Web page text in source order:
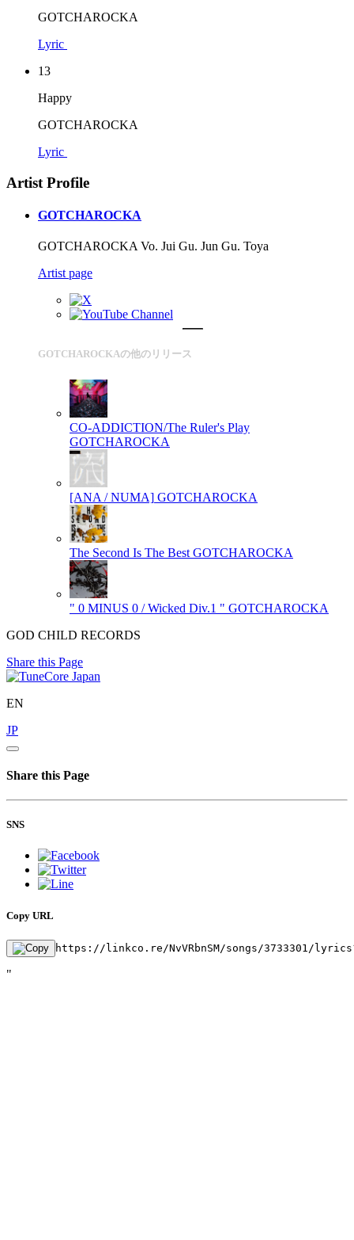
GOTCHAROCKA
Lyric
13
Happy
GOTCHAROCKA
Lyric
Artist Profile
GOTCHAROCKA
GOTCHAROCKA Vo. Jui Gu. Jun Gu. Toya
Artist page
GOTCHAROCKAの他のリリース
CO-ADDICTION/The Ruler's Play
GOTCHAROCKA
[ANA / NUMA] GOTCHAROCKA
The Second Is The Best GOTCHAROCKA
" 0 MINUS 0 / Wicked Div.1 " GOTCHAROCKA
GOD CHILD RECORDS
Share this Page
EN
JP
Share this Page
SNS
Copy URL
https://linkco.re/NvVRbnSM/songs/3733301/
"